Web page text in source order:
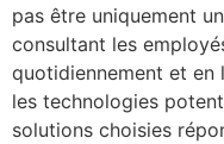
pas être uniquement
consultant les
quotidiennement et en
les technologies
solutions choisies